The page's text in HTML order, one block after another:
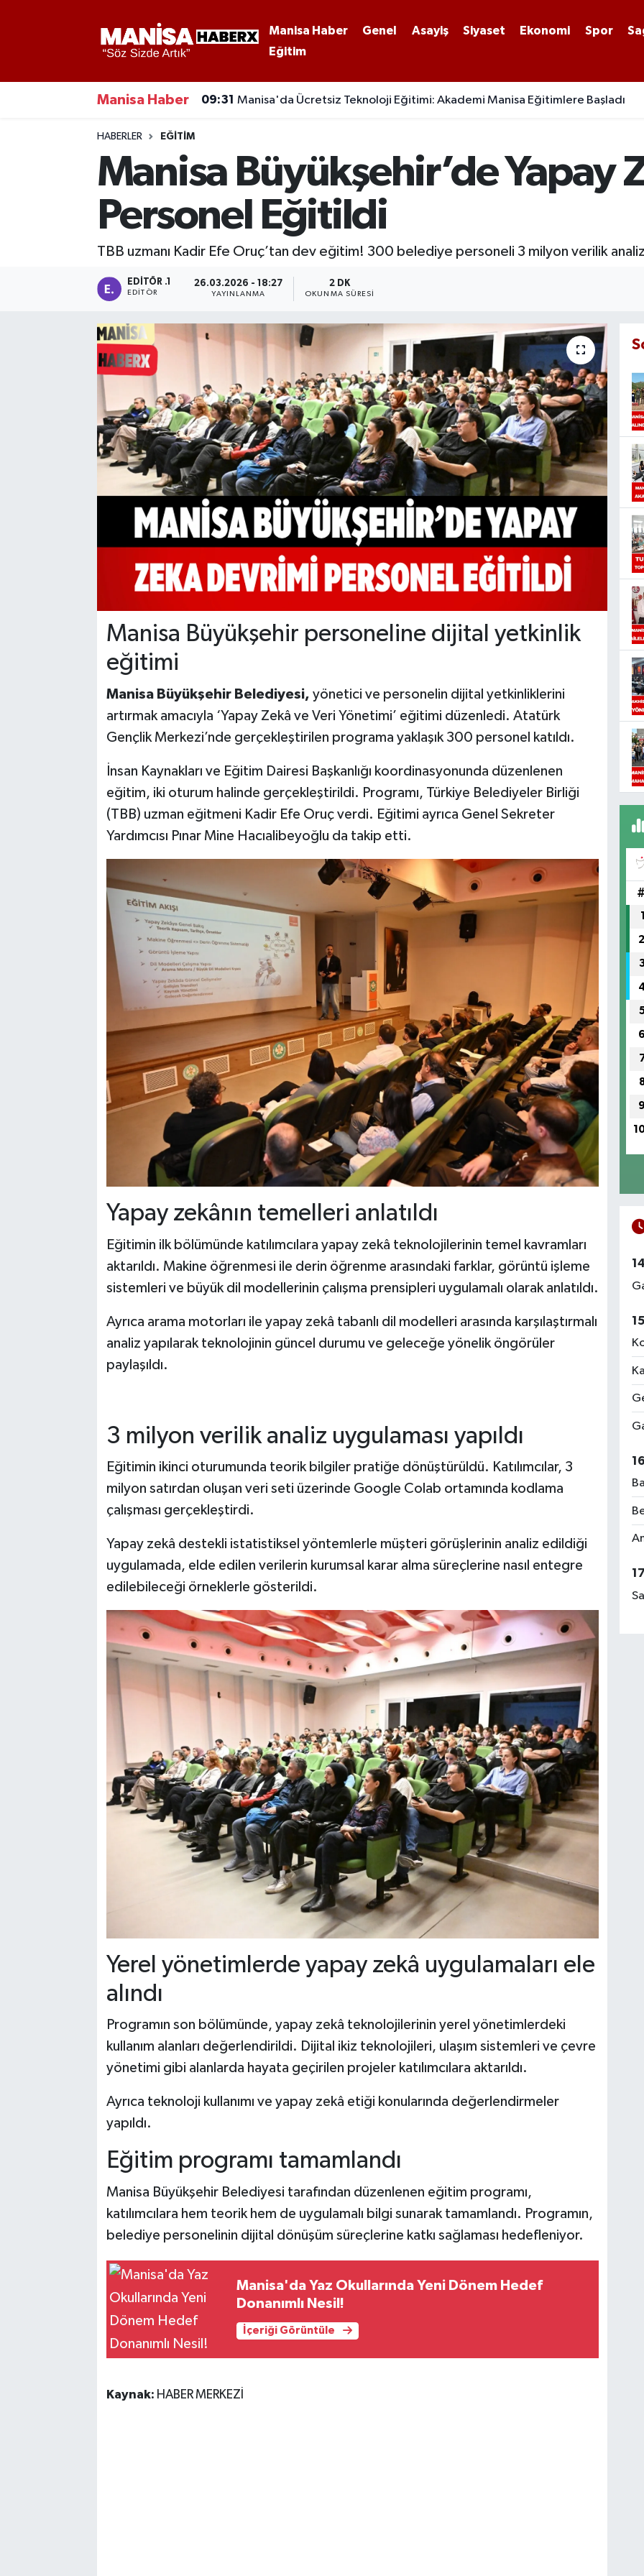
Manisa Haber Genel Asayiş Siyaset Ekonomi Spor
Eğitim
Manisa Haber 09:14 Turgutlu Belediye Meclisi Toplandı: 7 Madde Karara Bağlandı
HABERLER EĞITIM
Manisa Büyükşehir’de Yapay
Personel Eğitildi
TBB uzmanı Kadir Efe Oruç’tan dev eğitim! 300 belediye personeli 3 milyon verilik
EDITÖR .1
EDITÖR
26.03.2026 - 18:27
YAYINLANMA
2 DK
OKUNMA SÜRESI
Manisa Büyükşehir personeline dijital yetkinlik
eğitimi
Manisa Büyükşehir Belediyesi, yönetici ve personelin dijital yetkinliklerini
artırmak amacıyla ‘Yapay Zekâ ve Veri Yönetimi’ eğitimi düzenledi. Atatürk
Gençlik Merkezi’nde gerçekleştirilen programa yaklaşık 300 personel katıldı.
İnsan Kaynakları ve Eğitim Dairesi Başkanlığı koordinasyonunda düzenlenen
eğitim, iki oturum halinde gerçekleştirildi. Programı, Türkiye Belediyeler Birliği
(TBB) uzman eğitmeni Kadir Efe Oruç verdi. Eğitimi ayrıca Genel Sekreter
Yardımcısı Pınar Mine Hacıalibeyoğlu da takip etti.
Yapay zekânın temelleri anlatıldı
Eğitimin ilk bölümünde katılımcılara yapay zekâ teknolojilerinin temel kavramları
aktarıldı. Makine öğrenmesi ile derin öğrenme arasındaki farklar, görüntü işleme
sistemleri ve büyük dil modellerinin çalışma prensipleri uygulamalı olarak anlatıldı.
Ayrıca arama motorları ile yapay zekâ tabanlı dil modelleri arasında karşılaştırmalı
analiz yapılarak teknolojinin güncel durumu ve geleceğe yönelik öngörüler
paylaşıldı.
3 milyon verilik analiz uygulaması yapıldı
Eğitimin ikinci oturumunda teorik bilgiler pratiğe dönüştürüldü. Katılımcılar, 3
milyon satırdan oluşan veri seti üzerinde Google Colab ortamında kodlama
çalışması gerçekleştirdi.
Yapay zekâ destekli istatistiksel yöntemlerle müşteri görüşlerinin analiz edildiği
uygulamada, elde edilen verilerin kurumsal karar alma süreçlerine nasıl entegre
edilebileceği örneklerle gösterildi.
Yerel yönetimlerde yapay zekâ uygulamaları ele
alındı
Programın son bölümünde, yapay zekâ teknolojilerinin yerel yönetimlerdeki
kullanım alanları değerlendirildi. Dijital ikiz teknolojileri, ulaşım sistemleri ve çevre
yönetimi gibi alanlarda hayata geçirilen projeler katılımcılara aktarıldı.
Ayrıca teknoloji kullanımı ve yapay zekâ etiği konularında değerlendirmeler
yapıldı.
Eğitim programı tamamlandı
Manisa Büyükşehir Belediyesi tarafından düzenlenen eğitim programı,
katılımcılara hem teorik hem de uygulamalı bilgi sunarak tamamlandı. Programın,
belediye personelinin dijital dönüşüm süreçlerine katkı sağlaması hedefleniyor.
Manisa'da Yaz Okullarında Yeni Dönem Hedef
Donanımlı Nesil!
İçeriği Görüntüle
Kaynak: HABER MERKEZİ
#
1
2
6
9
Kültür-Sanat
Manisaspor
Gizlilik Sözleşmesi
Manisa Nöbetçi Eczaneler
Manisa Hava Durumu
Manisa Namaz Vakitleri
Manisa Trafik Yoğunluk Haritası
Süper Lig Puan Durumu ve Fikstür
Son Dakika Haberleri